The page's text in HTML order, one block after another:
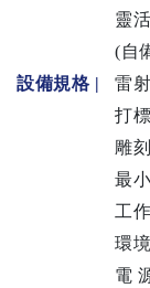
靈
(自
設備規格 |
雷
打
雕
最
工
環
電